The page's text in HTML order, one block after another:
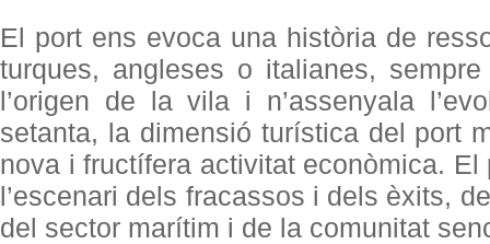
El port ens evoca una història de
turques, angleses o italianes,
l’origen de la vila i n’assenyala
setanta, la dimensió turística del port
nova i fructífera activitat econòmica. El
l’escenari dels fracassos i dels èxits,
del sector marítim i de la comunitat